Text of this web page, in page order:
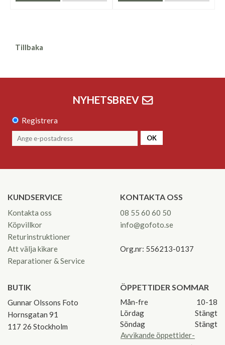
Tillbaka
NYHETSBREV
Registrera
OK
KUNDSERVICE
Kontakta oss
Köpvillkor
Returinstruktioner
Att välja kikare
Reparationer & Service
KONTAKTA OSS
08 55 60 60 50
info@gofoto.se
Org.nr: 556213-0137
BUTIK
Gunnar Olssons Foto
Hornsgatan 91
117 26 Stockholm
ÖPPETTIDER SOMMAR
Mån-fre
10-18
Lördag
Stängt
Söndag
Stängt
Avvikande öppettider-